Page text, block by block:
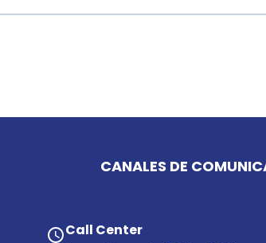
CANALES DE
Call Center